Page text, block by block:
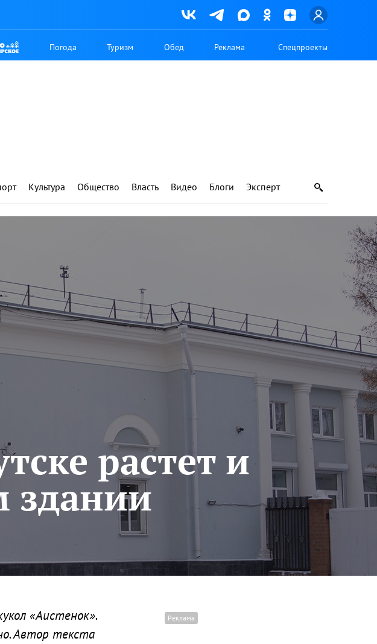
Погода Туризм Обед Реклама Спецпроекты
Культура Общество Власть Видео Блоги Эксперт
растет и
здании
«Аистенок».
Автор текста